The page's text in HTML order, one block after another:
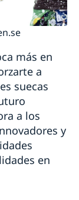
más en
a
suecas
a los
y
en